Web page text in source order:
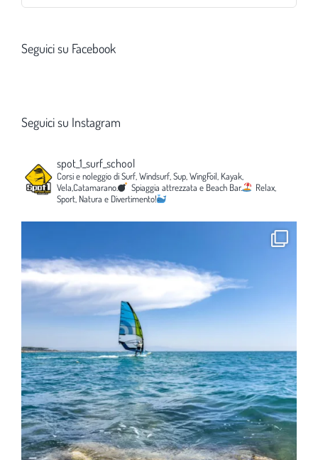
Seguici su Facebook
Seguici su Instagram
spot_1_surf_school
Corsi e noleggio di Surf, Windsurf, Sup, WingFoil, Kayak,
Vela,Catamarano.
Spiaggia attrezzata e Beach Bar.
Relax,
Sport, Natura e Divertimento!